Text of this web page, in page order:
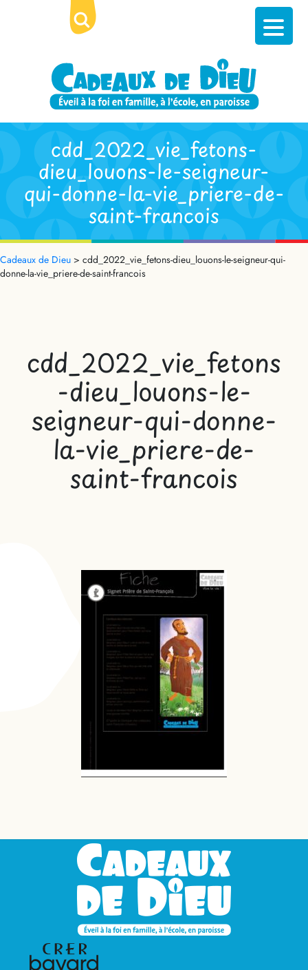
cdd_2022_vie_fetons-
dieu_louons-le-seigneur-
qui-donne-la-vie_priere-de-
saint-francois
Cadeaux de Dieu > cdd_2022_vie_fetons-dieu_louons-le-seigneur-qui-
donne-la-vie_priere-de-saint-francois
cdd_2022_vie_fetons
-dieu_louons-le-
seigneur-qui-donne-
la-vie_priere-de-
saint-francois